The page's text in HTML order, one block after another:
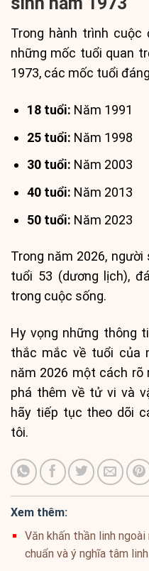
Trong hành trình cuộc
những mốc tuổi quan
1973, các mốc tuổi
18 tuổi: Năm 1991
25 tuổi: Năm 1998
30 tuổi: Năm 2003
40 tuổi: Năm 2013
50 tuổi: Năm 2023
Trong năm 2026,
tuổi 53 (dương lịch),
trong cuộc sống.
Hy vọng những thông
thắc mắc về tuổi của
năm 2026 một cách rõ
phá thêm về tử vi và
hãy tiếp tục theo dõi
tôi.
Xem thêm:
Văn khấn thần linh
chuẩn và ý nghĩa tâm linh